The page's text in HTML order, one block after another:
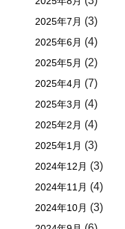
2025年7月 (3)
2025年6月 (4)
2025年5月 (2)
2025年4月 (7)
2025年3月 (4)
2025年2月 (4)
2025年1月 (3)
2024年12月 (3)
2024年11月 (4)
2024年10月 (3)